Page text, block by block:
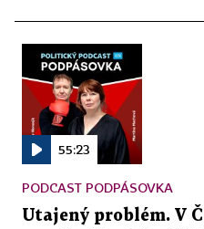
55:23
PODCAST PODPÁSOVKA
Utajený problém. V